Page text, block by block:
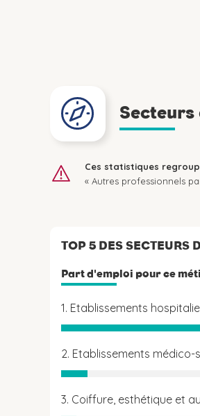
Ces statistiques
« Autres professionnels
TOP 5 DES SECTEURS
Part d'emploi pour ce
1. Etablissements
2. Etablissements
3. Coiffure, esthétique et